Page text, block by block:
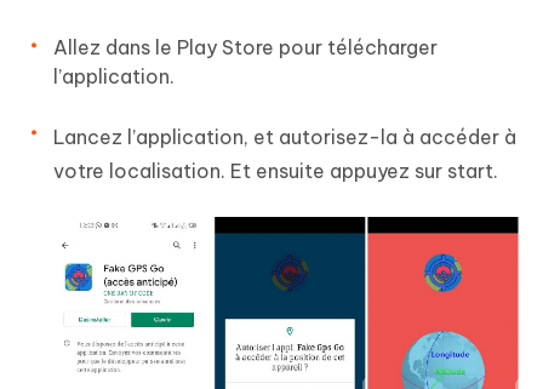
Allez dans le Play Store pour télécharger
l’application.
Lancez l’application, et autorisez-la à accéder à
votre localisation. Et ensuite appuyez sur start.